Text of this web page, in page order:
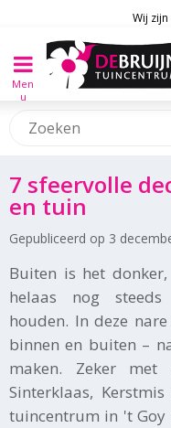
Men
u
Wij
7 sfeervolle
en tuin
Gepubliceerd op 3
Buiten is het
helaas nog
houden. In deze
binnen en buiten –
maken. Zeker met
Sinterklaas,
tuincentrum in 't